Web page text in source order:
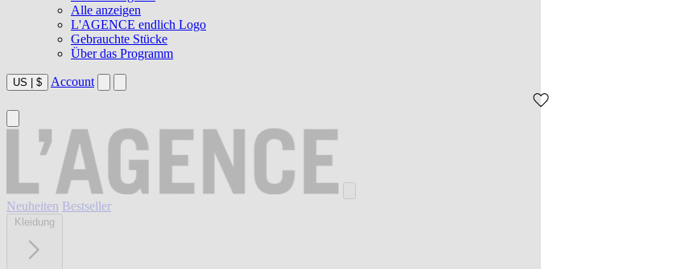
Alle anzeigen
L'AGENCE endlich Logo
Gebrauchte Stücke
Über das Programm
US $ Account
Neuheiten Bestseller
Kleidung